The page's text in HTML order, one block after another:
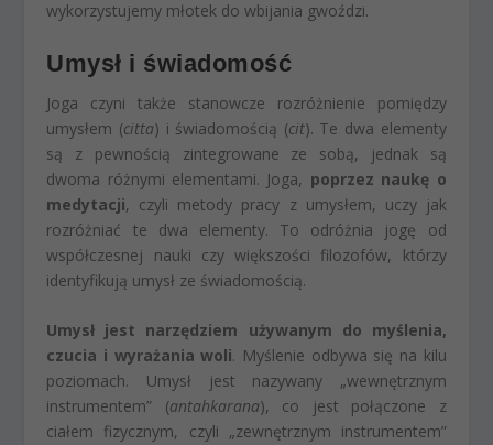
wykorzystujemy młotek do wbijania gwoździ.
Umysł i świadomość
Joga czyni także stanowcze rozróżnienie pomiędzy
umysłem (citta) i świadomością (cit). Te dwa elementy
są z pewnością zintegrowane ze sobą, jednak są
dwoma różnymi elementami. Joga, poprzez naukę o
medytacji, czyli metody pracy z umysłem, uczy jak
rozróżniać te dwa elementy. To odróżnia jogę od
współczesnej nauki czy większości filozofów, którzy
identyfikują umysł ze świadomością.
Umysł jest narzędziem używanym do myślenia,
czucia i wyrażania woli. Myślenie odbywa się na kilu
poziomach. Umysł jest nazywany „wewnętrznym
instrumentem” (antahkarana), co jest połączone z
ciałem fizycznym, czyli „zewnętrznym instrumentem”